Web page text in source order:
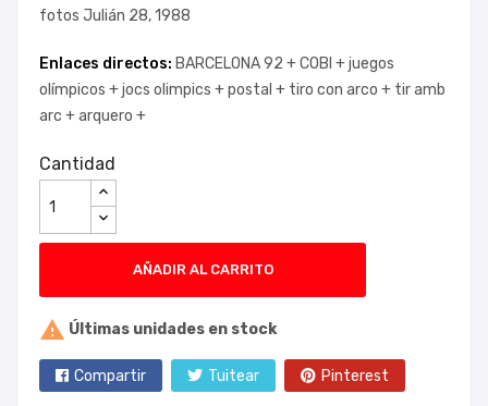
fotos Julián 28, 1988
Enlaces directos: BARCELONA 92 +COBI +juegos
olímpicos +jocs olimpics +postal + tiro con arco + tir amb
arc +arquero +
Cantidad
AÑADIR AL CARRITO
 Últimas unidades en stock
Compartir Tuitear Pinterest